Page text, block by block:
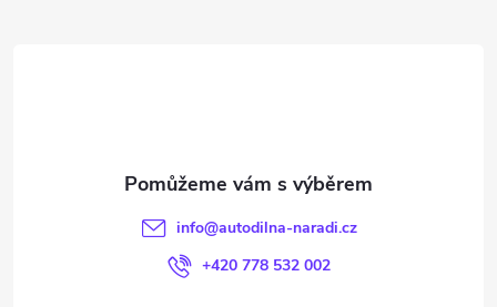
info@autodilna-naradi.cz
+420 778 532 002